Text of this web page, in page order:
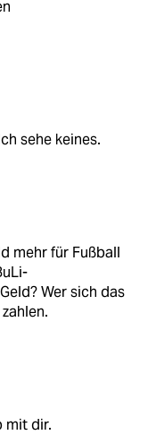
sehe keines.
mehr für Fußball
Wer sich das
mit dir.